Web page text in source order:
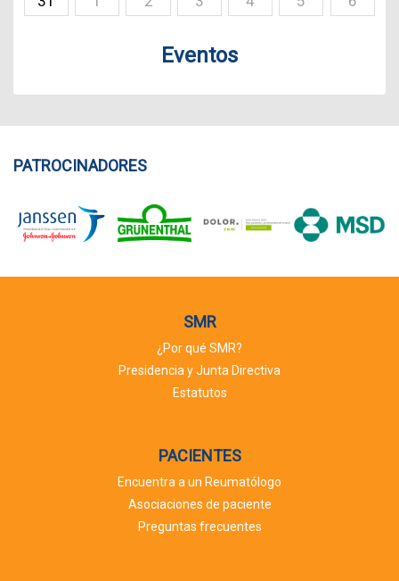
Eventos
PATROCINADORES
SMR
¿Por qué SMR?
Presidencia y Junta Directiva
Estatutos
PACIENTES
Encuentra a un Reumatólogo
Asociaciones de paciente
Preguntas frecuentes